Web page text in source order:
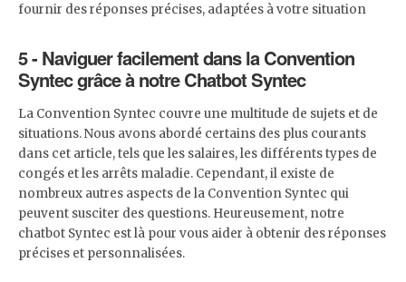
fournir des réponses précises, adaptées à votre situation
5 - Naviguer facilement dans la Convention
Syntec grâce à notre Chatbot Syntec
La Convention Syntec couvre une multitude de sujets et de
situations. Nous avons abordé certains des plus courants
dans cet article, tels que les salaires, les différents types de
congés et les arrêts maladie. Cependant, il existe de
nombreux autres aspects de la Convention Syntec qui
peuvent susciter des questions. Heureusement, notre
chatbot Syntec est là pour vous aider à obtenir des réponses
précises et personnalisées.